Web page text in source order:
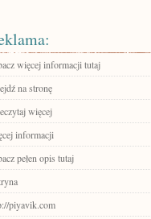
więcej informacji tutaj
na stronę
więcej
informacji
pełen opis tutaj
piyavik.com